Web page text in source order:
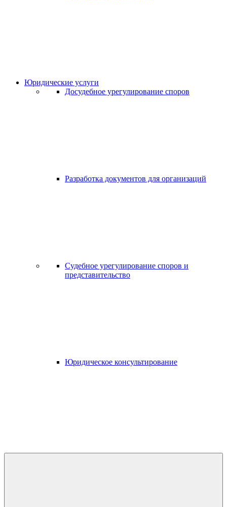
Юридические услуги
Досудебное урегулирование споров
Разработка документов для организаций
Судебное урегулирование споров и
представительство
Юридическое консультирование